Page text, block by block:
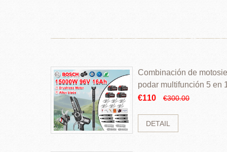
Combinación de
podar multifunción 5 en
€110
€300.00
DETAIL